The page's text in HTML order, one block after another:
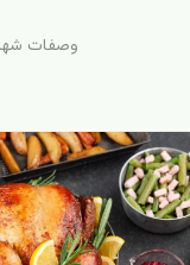
وصفات